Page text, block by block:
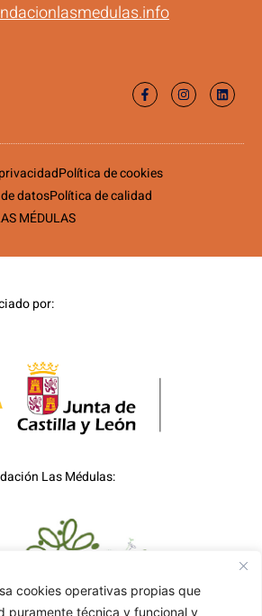
cookies operativas propias que
puramente técnica y funcional y
Política de cookies
datosPolítica de calidad
MÉDULAS
por:
Las Médulas: